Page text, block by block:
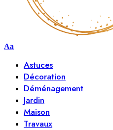
Aa
Astuces
Décoration
Déménagement
Jardin
Maison
Travaux